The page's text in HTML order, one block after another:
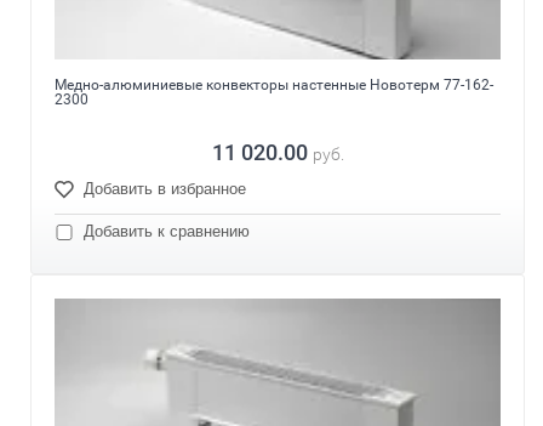
Медно-алюминиевые конвекторы настенные Новотерм 77-162-
2300
11 020.00 руб.
Добавить в избранное
Добавить к сравнению